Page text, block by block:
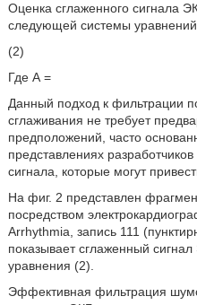
Оценка сглаженного сигнала
следующей системы
(2)
Где А =
Данный подход к фильтрации
сглаживания не требует
предположений, часто
представлениях
сигнала, которые могут
На фиг. 2 представлен
посредством
Arrhythmia, запись 111
показывает сглаженный
уравнения (2).
Эффективная фильтрация